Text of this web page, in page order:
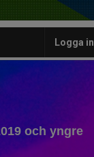
Logga in
och yngre